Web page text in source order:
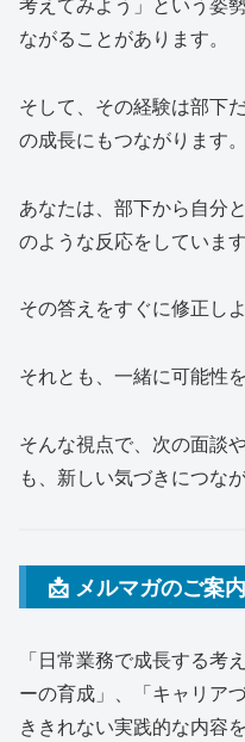
ながることがあります。
そして、その経験は部下
の成長にもつながります。
あなたは、部下から自分
のような反応をしています
その答えをすぐに修正し
それとも、一緒に可能性
そんな視点で、次の面談
も、新しい気づきにつな
📩 メルマガのご案内
「日常業務で成長する考
ーの育成」、「キャリア
ききれない実践的な内容